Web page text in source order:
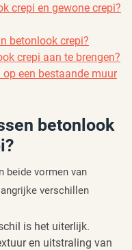
crepi en gewone crepi?
betonlook crepi?
crepi aan te brengen?
een bestaande muur
betonlook
beide vormen van
verschillen
is het uiterlijk.
en uitstraling van